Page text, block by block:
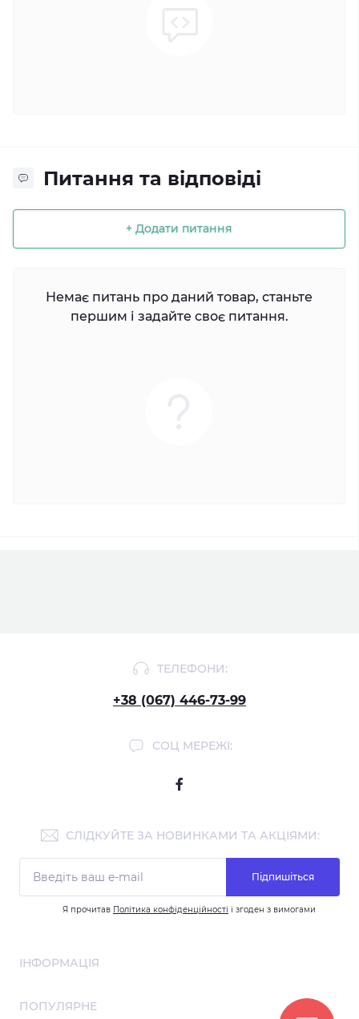
Питання та відповіді
+ Додати питання
Немає питань про даний товар, станьте
першим і задайте своє питання.
ТЕЛЕФОНИ:
+38 (067) 446-73-99
СОЦ МЕРЕЖІ:
СЛІДКУЙТЕ ЗА НОВИНКАМИ ТА АКЦІЯМИ:
Підпишіться
Я прочитав Політика конфіденційності і згоден з вимогами
ІНФОРМАЦІЯ
Про нас
ПОПУЛЯРНЕ